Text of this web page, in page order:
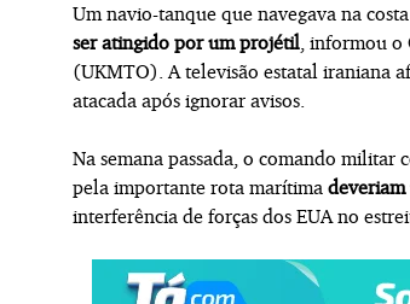
Um navio-tanque que navegava na
ser atingido por um projétil, informou o
(UKMTO). A televisão estatal iraniana
atacada após ignorar avisos.
Na semana passada, o comando
pela importante rota marítima deveriam
interferência de forças dos EUA no